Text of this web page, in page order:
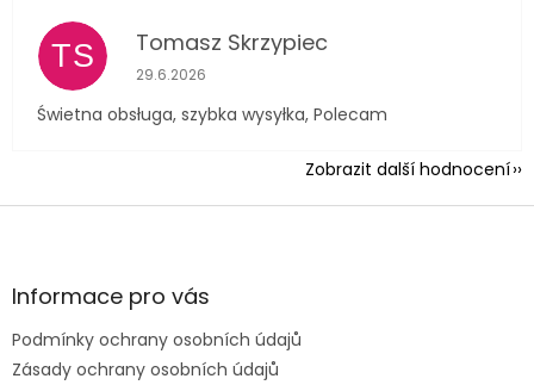
TS Tomasz Skrzypiec
Hodnocení obchodu je 5 z 5 hvězdiček.
29.6.2026
Świetna obsługa, szybka wysyłka, Polecam
Zobrazit další hodnocení
Z
aInformace pro vás
Podmínky ochrany osobních údajů
Zásady ochrany osobních údajů